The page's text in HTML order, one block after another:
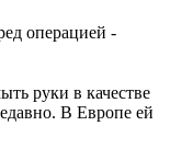
операцией -
руки в качестве
В Европе ей